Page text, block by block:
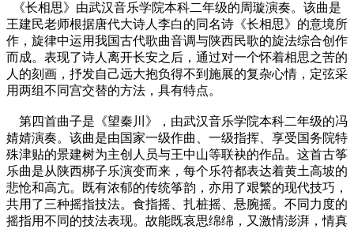
《长相思》由武汉音乐学院本科二年级的周璇演奏。该曲是
王建民老师根据唐代大诗人李白的同名诗《长相思》的意境所
作，旋律中运用我国古代歌曲音调与陕西民歌的旋法综合创作
而成。表现了诗人离开长安之后，通过对一个怀着相思之苦的
人的刻画，抒发自己远大抱负得不到施展的复杂心情，定弦采
用两组不同宫交替的方法，具有特点。
第四首曲子是《望秦川》，由武汉音乐学院本科二年级的冯
婧婧演奏。该曲是由国家一级作曲、一级指挥、享受国务院特
殊津贴的景建树为主创人员与王中山等联袂的作品。这首古筝
乐曲是从陕西梆子乐演变而来，每个乐符都表达着黄土高坡的
悲怆和高亢。既有浓郁的传统筝韵，亦用了艰繁的现代技巧，
共用了三种摇指技法。食指摇、扎桩摇、悬腕摇。不同力度的
摇指用不同的技法表现。故能既哀思绵绵，又激情澎湃，情真